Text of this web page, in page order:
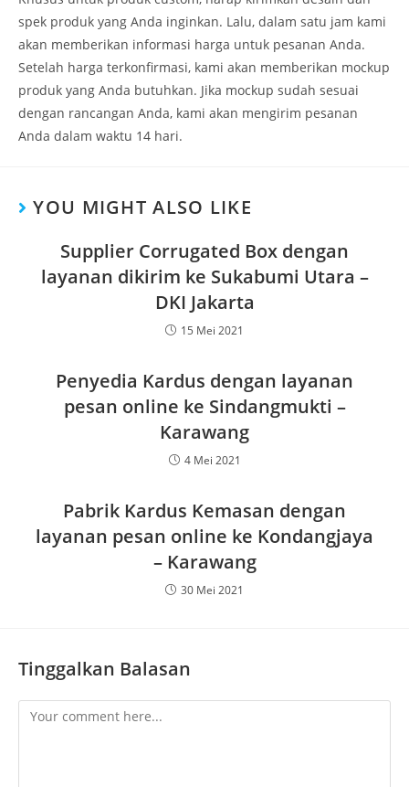
spek produk yang Anda inginkan. Lalu, dalam satu jam kami
akan memberikan informasi harga untuk pesanan Anda.
Setelah harga terkonfirmasi, kami akan memberikan mockup
produk yang Anda butuhkan. Jika mockup sudah sesuai
dengan rancangan Anda, kami akan mengirim pesanan
Anda dalam waktu 14 hari.
YOU MIGHT ALSO LIKE
Supplier Corrugated Box dengan
layanan dikirim ke Sukabumi Utara –
DKI Jakarta
15 Mei 2021
Penyedia Kardus dengan layanan
pesan online ke Sindangmukti –
Karawang
4 Mei 2021
Pabrik Kardus Kemasan dengan
layanan pesan online ke Kondangjaya
– Karawang
30 Mei 2021
Tinggalkan Balasan